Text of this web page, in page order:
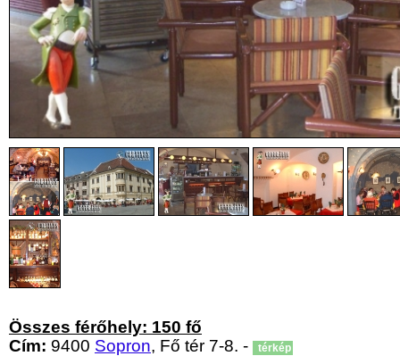
Összes férőhely: 150 fő
Cím: 9400 Sopron, Fő tér 7-8. - térkép